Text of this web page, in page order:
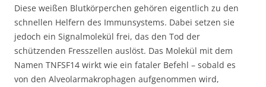
Diese weißen Blutkörperchen gehören eigentlich zu den
schnellen Helfern des Immunsystems. Dabei setzen sie
jedoch ein Signalmolekül frei, das den Tod der
schützenden Fresszellen auslöst. Das Molekül mit dem
Namen TNFSF14 wirkt wie ein fataler Befehl – sobald es
von den Alveolarmakrophagen aufgenommen wird,